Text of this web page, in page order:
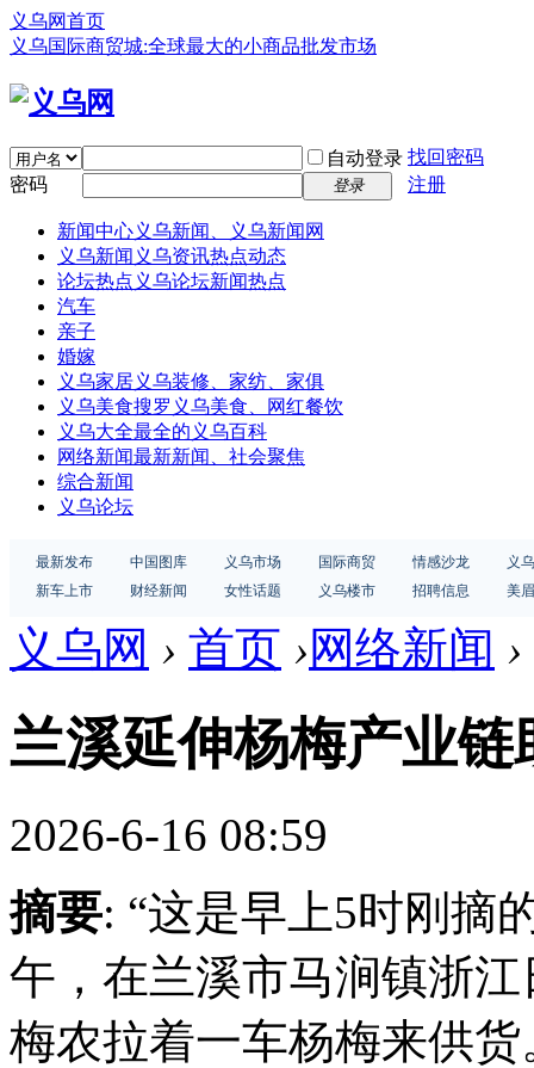
义乌网首页
义乌国际商贸城:全球最大的小商品批发市场
自动登录 找回密码
密码
登录 注册
新闻中心义乌新闻、义乌新闻网
义乌新闻 义乌资讯热点动态
论坛热点 义乌论坛新闻热点
汽车
亲子
婚嫁
义乌家居义乌装修、家纺、家俱
义乌美食搜罗义乌美食、网红餐饮
义乌大全最全的义乌百科
网络新闻最新新闻、社会聚焦
综合新闻
义乌论坛
最新发布 中国图库 义乌市场 国际商贸 情感沙龙
义
新车上市
财经新闻 女性话题 义乌楼市 招聘信息 美
义乌网 › 首页 ›网络新闻 ›
兰溪延伸杨梅产业链
2026-6-16 08:59
摘要: “这是早上5时刚摘
午，在兰溪市马涧镇浙
梅农拉着一车杨梅来供